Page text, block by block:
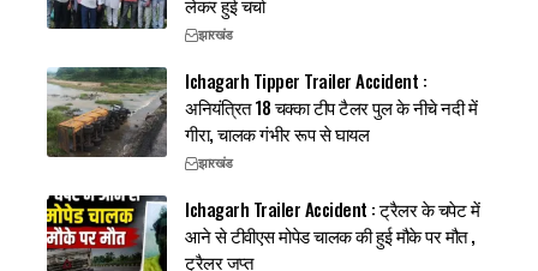
झारखंड
Ichagarh Tipper Trailer Accident :
अनियंत्रित 18 चक्का टीप टैलर पुल के नीचे नदी में
गीरा, चालक गंभीर रूप से घायल
झारखंड
Ichagarh Trailer Accident : ट्रैलर के चपेट में
आने से टीवीएस मोपेड चालक की हुई मौके पर मौत ,
ट्रैलर जप्त